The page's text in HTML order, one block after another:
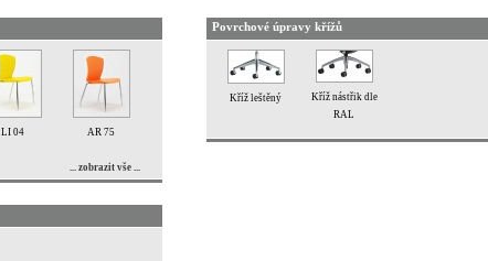
LI 04 AR 75
... zobrazit vše ...
Povrchové úpravy křížů
Kříž leštěný
Kříž nástřik dle
RAL